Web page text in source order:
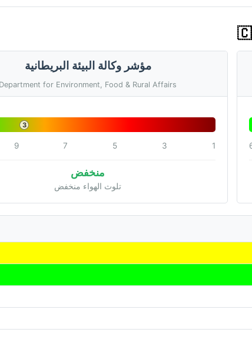
مؤشر وكالة البيئة البريطانية
Department for Environment, Food & Rural Affairs
3
1
3
5
7
9
منخفض
تلوث الهواء منخفض